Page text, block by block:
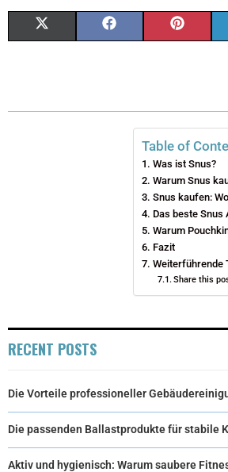
W E T
E
R
E
S
Table of
Was ist Snus?
Warum Snus
Snus kaufen:
Das beste Snus
Warum
Fazit
Weiterführende
Share this
RECENT POSTS
Die Vorteile professioneller
Die passenden Ballastprodukte für stabile
Aktiv und hygienisch: Warum saubere